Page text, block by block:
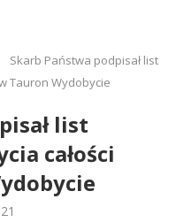
Skarb Państwa podpisał list
Tauron Wydobycie
list
całości